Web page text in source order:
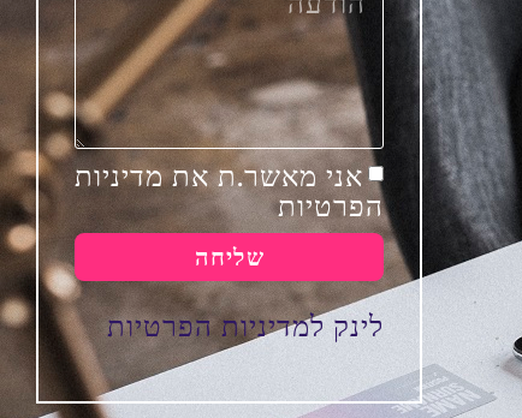
אני מאשר.ת את מדיניות
הפרטיות
שליחה
לינק למדיניות הפרטיות